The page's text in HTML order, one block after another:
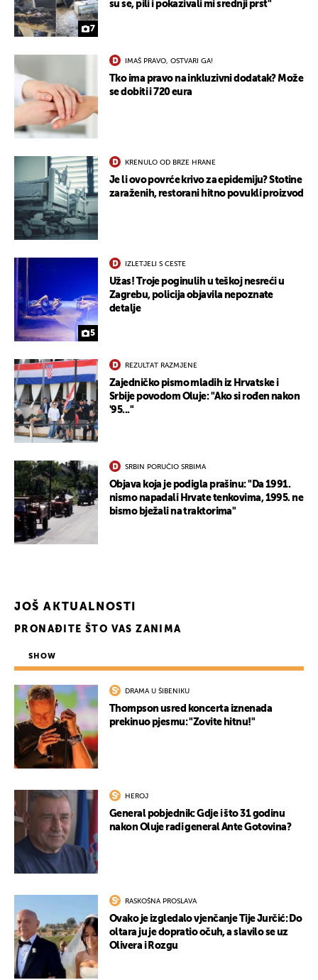
7
su se, pili i pokazivali mi srednji prst"
IMAŠ PRAVO, OSTVARI GA!
Tko ima pravo na inkluzivni dodatak? Može
se dobiti i 720 eura
KRENULO OD BRZE HRANE
Je li ovo povrće krivo za epidemiju? Stotine
zaraženih, restorani hitno povukli proizvod
5
IZLETJELI S CESTE
Užas! Troje poginulih u teškoj nesreći u
Zagrebu, policija objavila nepoznate
detalje
REZULTAT RAZMJENE
Zajedničko pismo mladih iz Hrvatske i
Srbije povodom Oluje: "Ako si rođen nakon
'95..."
SRBIN PORUČIO SRBIMA
Objava koja je podigla prašinu: "Da 1991.
nismo napadali Hrvate tenkovima, 1995. ne
bismo bježali na traktorima"
JOŠ AKTUALNOSTI
PRONAĐITE ŠTO VAS ZANIMA
SHOW
DRAMA U ŠIBENIKU
Thompson usred koncerta iznenada
prekinuo pjesmu: "Zovite hitnu!"
HEROJ
General pobjednik: Gdje i što 31 godinu
nakon Oluje radi general Ante Gotovina?
RASKOŠNA PROSLAVA
Ovako je izgledalo vjenčanje Tije Jurčić: Do
oltara ju je dopratio očuh, a slavilo se uz
Olivera i Rozgu
UKLJUČITE NOTIFIKACIJE